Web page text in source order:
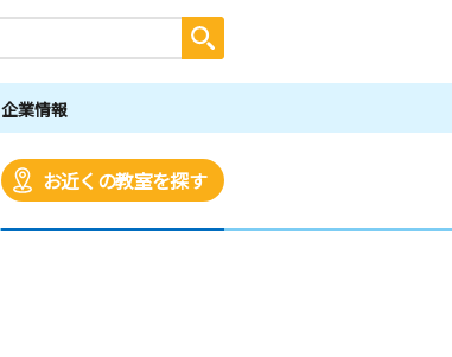
企業情報
お近くの教室を探す